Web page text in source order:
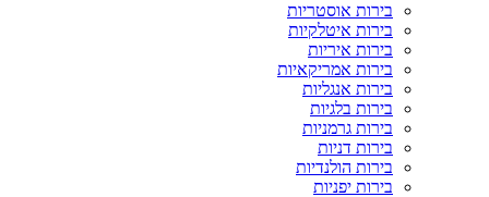
בירות אוסטריות
בירות איטלקיות
בירות איריות
בירות אמריקאיות
בירות אנגליות
בירות בלגיות
בירות גרמניות
בירות דניות
בירות הולנדיות
בירות יפניות